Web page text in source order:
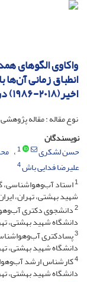
واکاوی الگوهای
انطباق زمانی
اخیر(۲۰۱۸-۱۹۸۶) در جنوب غرب
نوع مقاله : مقاله پژوهشی
نویسندگان
حسن لشکری
1
علیرضا فدایی باش4
1استاد آب‌وهواشناسی،
شهید بهشتی، تهران،
2دانشجوی دکتری
دانشگاه شهید بهشتی،
3پسادکتری
دانشگاه شهید بهشتی،
4کارشناس ارشد
دانشگاه شهید بهشتی،